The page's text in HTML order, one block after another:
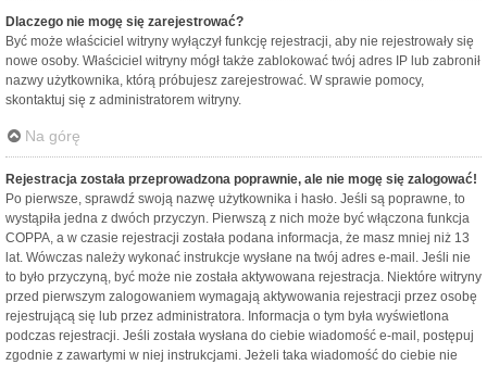
Dlaczego nie mogę się zarejestrować?
Być może właściciel witryny wyłączył funkcję rejestracji, aby nie rejestrowały się
nowe osoby. Właściciel witryny mógł także zablokować twój adres IP lub zabronił
nazwy użytkownika, którą próbujesz zarejestrować. W sprawie pomocy,
skontaktuj się z administratorem witryny.
Na górę
Rejestracja została przeprowadzona poprawnie, ale nie mogę się zalogować!
Po pierwsze, sprawdź swoją nazwę użytkownika i hasło. Jeśli są poprawne, to
wystąpiła jedna z dwóch przyczyn. Pierwszą z nich może być włączona funkcja
COPPA, a w czasie rejestracji została podana informacja, że masz mniej niż 13
lat. Wówczas należy wykonać instrukcje wysłane na twój adres e-mail. Jeśli nie
to było przyczyną, być może nie została aktywowana rejestracja. Niektóre witryny
przed pierwszym zalogowaniem wymagają aktywowania rejestracji przez osobę
rejestrującą się lub przez administratora. Informacja o tym była wyświetlona
podczas rejestracji. Jeśli została wysłana do ciebie wiadomość e-mail, postępuj
zgodnie z zawartymi w niej instrukcjami. Jeżeli taka wiadomość do ciebie nie